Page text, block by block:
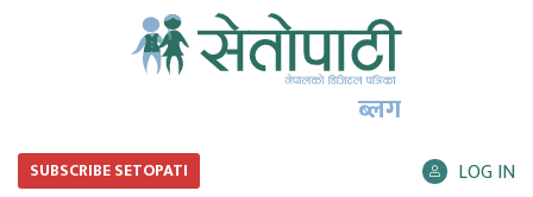
ब्लग
SUBSCRIBE SETOPATI LOG IN